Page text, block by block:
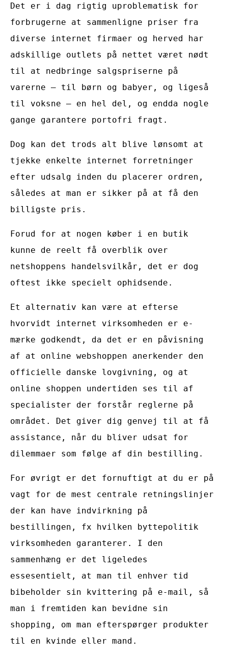
Det er i dag rigtig uproblematisk for
forbrugerne at sammenligne priser fra
diverse internet firmaer og herved har
adskillige outlets på nettet været nødt
til at nedbringe salgspriserne på
varerne – til børn og babyer, og ligeså
til voksne – en hel del, og endda nogle
gange garantere portofri fragt.
Dog kan det trods alt blive lønsomt at
tjekke enkelte internet forretninger
efter udsalg inden du placerer ordren,
således at man er sikker på at få den
billigste pris.
Forud for at nogen køber i en butik
kunne de reelt få overblik over
netshoppens handelsvilkår, det er dog
oftest ikke specielt ophidsende.
Et alternativ kan være at efterse
hvorvidt internet virksomheden er e-
mærke godkendt, da det er en påvisning
af at online webshoppen anerkender den
officielle danske lovgivning, og at
online shoppen undertiden ses til af
specialister der forstår reglerne på
området. Det giver dig genvej til at få
assistance, når du bliver udsat for
dilemmaer som følge af din bestilling.
For øvrigt er det fornuftigt at du er på
vagt for de mest centrale retningslinjer
der kan have indvirkning på
bestillingen, fx hvilken byttepolitik
virksomheden garanterer. I den
sammenhæng er det ligeledes
essesentielt, at man til enhver tid
bibeholder sin kvittering på e-mail, så
man i fremtiden kan bevidne sin
shopping, om man efterspørger produkter
til en kvinde eller mand.